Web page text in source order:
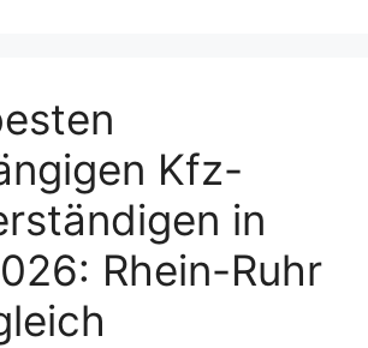
Kfz-
in
Rhein-Ruhr